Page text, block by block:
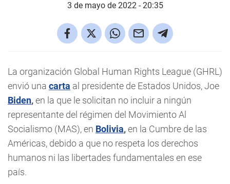
3 de mayo de 2022 - 20:35
La organización Global Human Rights League (GHRL)
envió una carta al presidente de Estados Unidos, Joe
Biden,en la que le solicitan no incluir a ningún
representante del régimen del Movimiento Al
Socialismo (MAS), en Bolivia,en la Cumbre de las
Américas, debido a que no respeta los derechos
humanos ni las libertades fundamentales en ese
país.